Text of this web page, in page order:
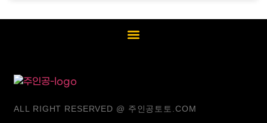
ALL RIGHT RESERVED @ 주인공토토.COM